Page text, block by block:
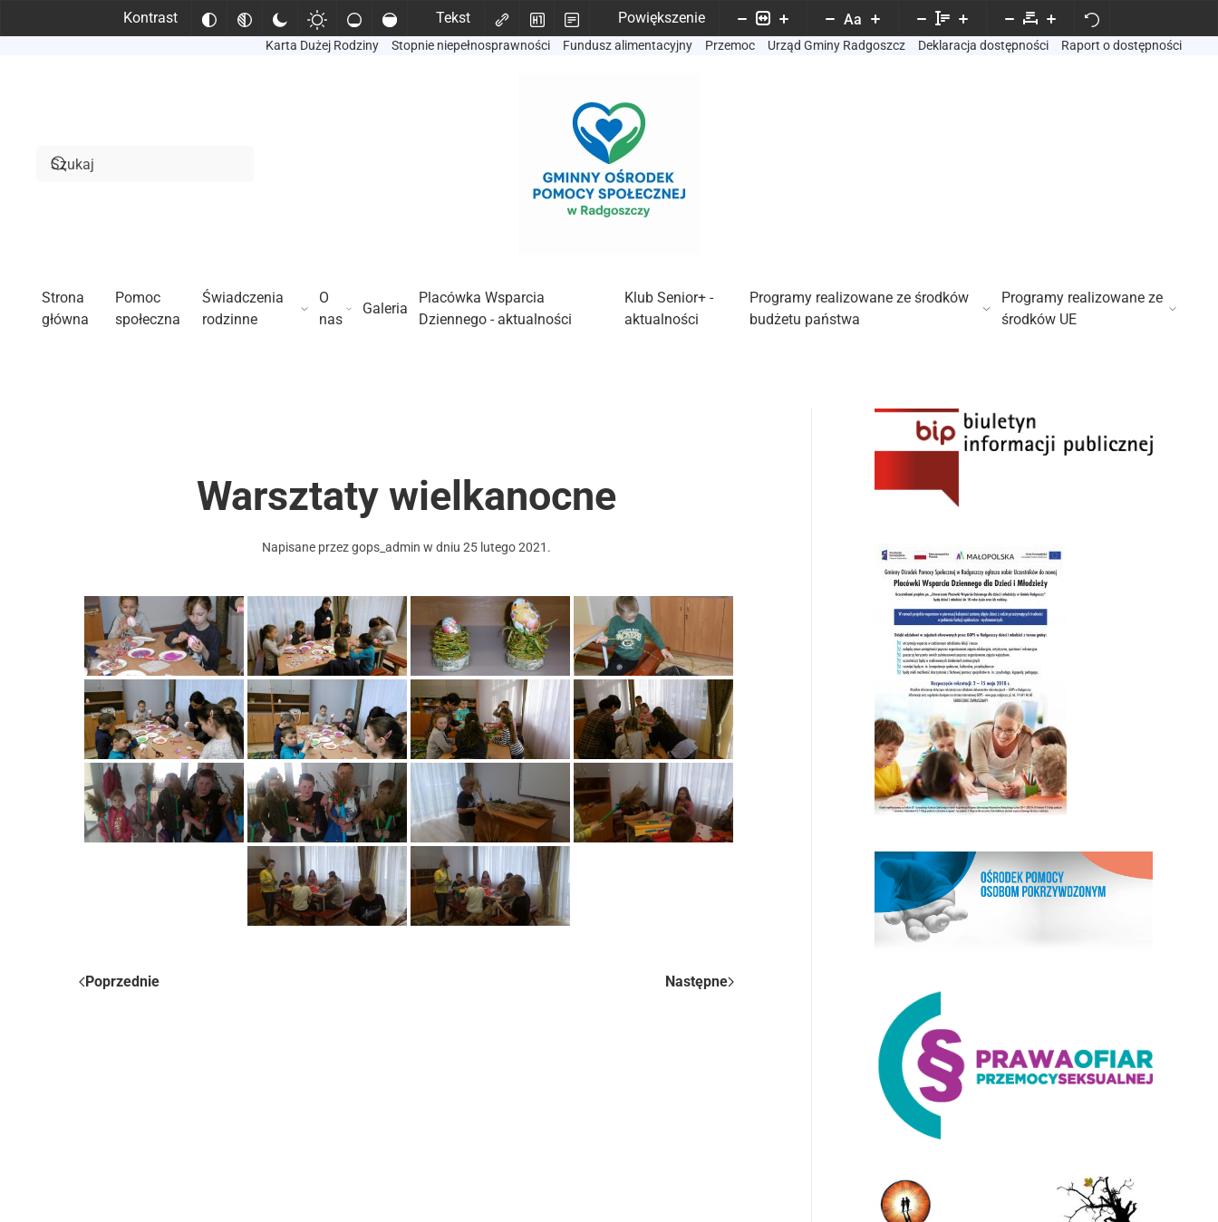
Kontrast Tekst Powiększenie
Aa
Karta Dużej Rodziny Stopnie niepełnosprawności Fundusz alimentacyjny Przemoc Urząd Gminy Radgoszcz Deklaracja dostępności Raport o dostępności
Strona
główna
Pomoc
społeczna
Świadczenia
rodzinne
O
nas
Galeria
Placówka Wsparcia
Dziennego - aktualności
Klub Senior+ -
aktualności
Programy realizowane ze środków
budżetu państwa
Programy realizowane ze
środków UE
Warsztaty wielkanocne
Napisane przezgops_admin w dniu25 lutego 2021 .
Poprzednie Następne